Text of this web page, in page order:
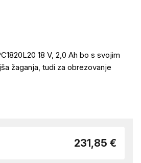
18 V, 2,0 Ah bo s svojim
žaganja, tudi za obrezovanje
231,85 €